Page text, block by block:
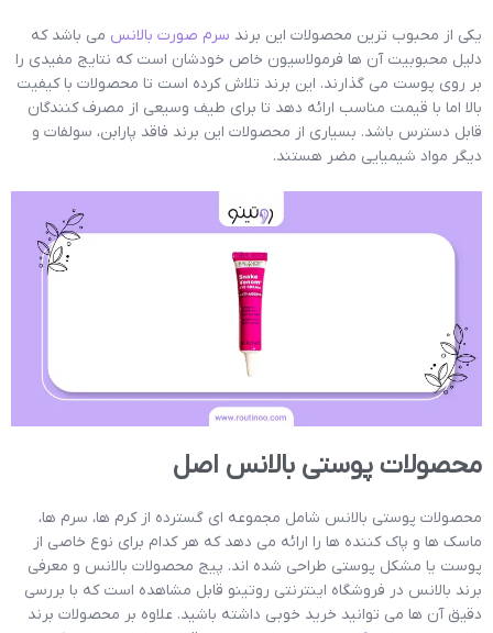
یکی از محبوب ترین محصولات این برند سرم صورت بالانس می باشد که
دلیل محبوبیت آن ها فرمولاسیون خاص خودشان است که نتایج مفیدی را
بر روی پوست می گذارند. این برند تلاش کرده است تا محصولات با کیفیت
بالا اما با قیمت مناسب ارائه دهد تا برای طیف وسیعی از مصرف کنندگان
قابل دسترس باشد. بسیاری از محصولات این برند فاقد پارابن، سولفات و
دیگر مواد شیمیایی مضر هستند.
محصولات پوستی بالانس اصل
محصولات پوستی بالانس شامل مجموعه ای گسترده از کرم ها، سرم ها،
ماسک ها و پاک کننده ها را ارائه می دهد که هر کدام برای نوع خاصی از
پوست یا مشکل پوستی طراحی شده اند. پیج محصولات بالانس و معرفی
برند بالانس در فروشگاه اینترنتی روتینو قابل مشاهده است که با بررسی
دقیق آن ها می توانید خرید خوبی داشته باشید. علاوه بر محصولات برند